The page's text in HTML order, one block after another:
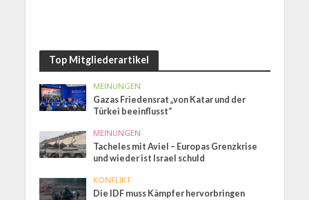
Top Mitgliederartikel
MEINUNGEN
Gazas Friedensrat „von Katar und der
Türkei beeinflusst“
MEINUNGEN
Tacheles mit Aviel – Europas Grenzkrise
und wieder ist Israel schuld
KONFLIKT
Die IDF muss Kämpfer hervorbringen